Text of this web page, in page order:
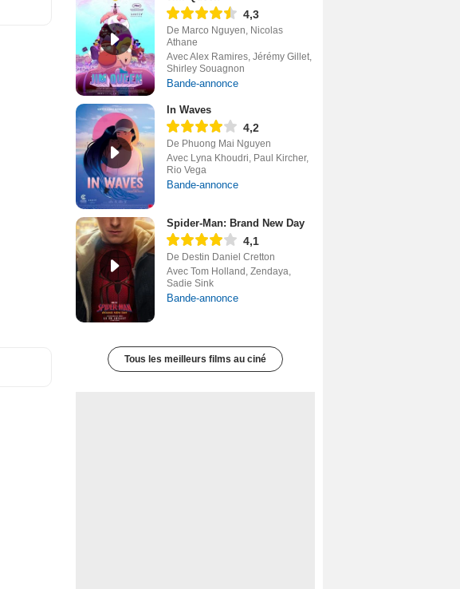
4,3
De Marco Nguyen, Nicolas
Athane
Avec Alex Ramires, Jérémy Gillet,
Shirley Souagnon
Bande-annonce
In Waves
4,2
De Phuong Mai Nguyen
Avec Lyna Khoudri, Paul Kircher,
Rio Vega
Bande-annonce
Spider-Man: Brand New Day
4,1
De Destin Daniel Cretton
Avec Tom Holland, Zendaya,
Sadie Sink
Bande-annonce
Tous les meilleurs films au ciné